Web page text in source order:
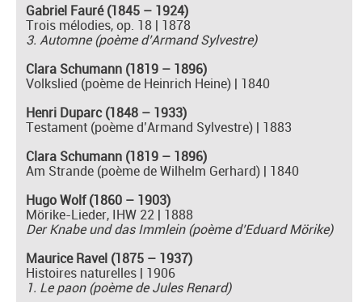
Gabriel Fauré (1845 – 1924)
Trois mélodies, op. 18 | 1878
3. Automne (poème d’Armand Sylvestre)
Clara Schumann (1819 – 1896)
Volkslied (poème de Heinrich Heine) | 1840
Henri Duparc (1848 – 1933)
Testament (poème d’Armand Sylvestre) | 1883
Clara Schumann (1819 – 1896)
Am Strande (poème de Wilhelm Gerhard) | 1840
Hugo Wolf (1860 – 1903)
Mörike-Lieder, IHW 22 | 1888
Der Knabe und das Immlein (poème d’Eduard Mörike)
Maurice Ravel (1875 – 1937)
Histoires naturelles | 1906
1. Le paon (poème de Jules Renard)